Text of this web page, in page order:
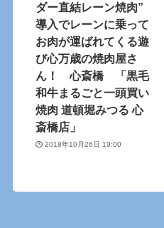
ダー直結レーン焼肉”
導入でレーンに乗って
お肉が運ばれてくる遊
び心万歳の焼肉屋さ
ん！ 心斎橋 「黒毛
和牛まるごと一頭買い
焼肉 道頓堀みつる 心
斎橋店」
2018年10月26日 19:00